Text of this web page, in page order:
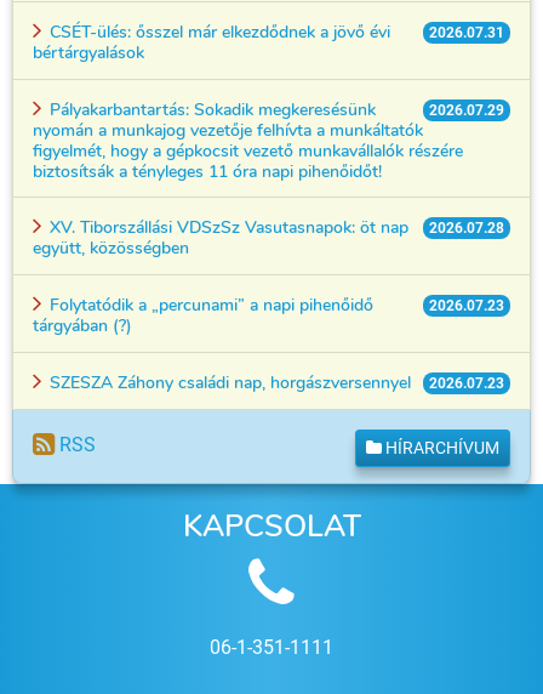
2026.07.31
CSÉT-ülés: ősszel már elkezdődnek a jövő évi
bértárgyalások
2026.07.29
Pályakarbantartás: Sokadik megkeresésünk
nyomán a munkajog vezetője felhívta a munkáltatók
figyelmét, hogy a gépkocsit vezető munkavállalók részére
biztosítsák a tényleges 11 óra napi pihenőidőt!
2026.07.28
XV. Tiborszállási VDSzSz Vasutasnapok: öt nap
együtt, közösségben
2026.07.23
Folytatódik a „percunami” a napi pihenőidő
tárgyában (?)
2026.07.23
SZESZA Záhony családi nap, horgászversennyel
RSS HÍRARCHÍVUM
KAPCSOLAT
06-1-351-1111